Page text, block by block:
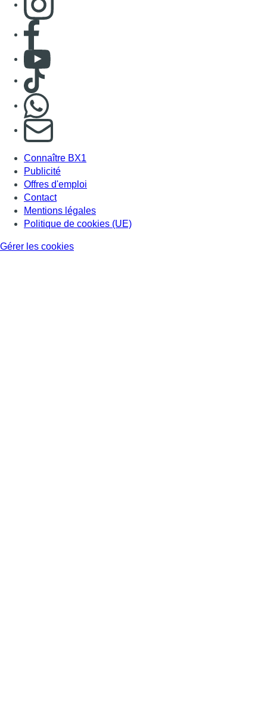
Consulter page Facebook
Consulter Youtube
Consulter TikTok
S'abonner à notre newsletter
Connaître BX1
Publicité
Offres d'emploi
Contact
Mentions légales
Politique de cookies (UE)
Gérer les cookies